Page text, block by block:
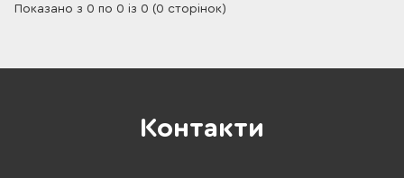
Показано з 0 по 0 із 0 (0 сторінок)
Контакти